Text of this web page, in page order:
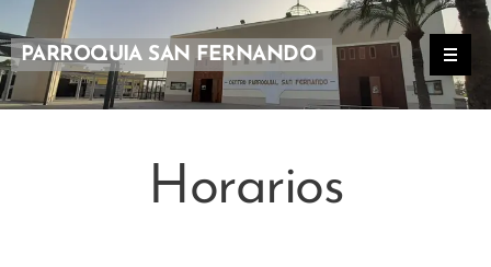
PARROQUIA SAN FERNANDO
Horarios